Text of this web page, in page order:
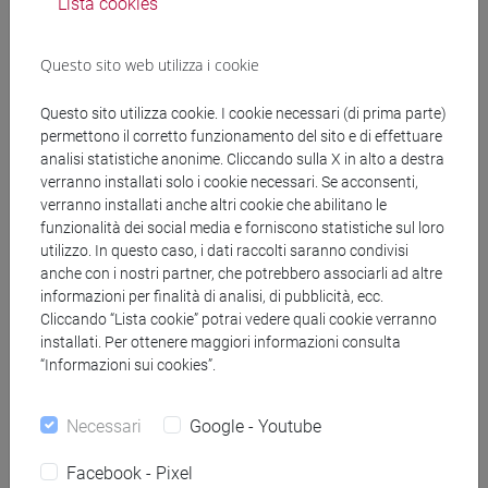
della domanda di laurea
1-10 aprileper la sessione estiva;
1-10 settembreper la sessione autunnale;
1-10 dicembreper la sessione straordinaria;
4-11 gennaio , finestra con mora di100 europer la
sessione straordinaria.
Prova finale: scadenze,
ammissione e modalità
Questo sito web utilizza i cookie
Questo sito utilizza cookie. I cookie necessari (di prima parte)
permettono il corretto funzionamento del sito e di effettuare
analisi statistiche anonime. Cliccando sulla X in alto a destra
verranno installati solo i cookie necessari. Se acconsenti,
verranno installati anche altri cookie che abilitano le
funzionalità dei social media e forniscono statistiche sul loro
utilizzo. In questo caso, i dati raccolti saranno condivisi
anche con i nostri partner, che potrebbero associarli ad altre
informazioni per finalità di analisi, di pubblicità, ecc.
Cliccando “Lista cookie” potrai vedere quali cookie verranno
installati. Per ottenere maggiori informazioni consulta
“Informazioni sui cookies”.
Necessari Google - Youtube
Facebook - Pixel